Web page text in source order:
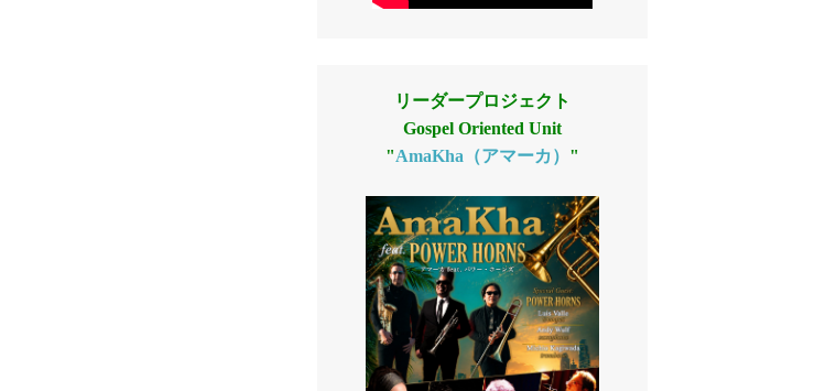
リーダープロジェクト
Gospel Oriented Unit
"AmaKha（アマーカ） "